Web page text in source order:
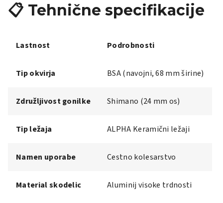
📋 Tehnične specifikacije
Lastnost Podrobnosti
Tip okvirja BSA (navojni, 68 mm širine)
Združljivost gonilke Shimano (24 mm os)
Tip ležaja ALPHA Keramični ležaji
Namen uporabe Cestno kolesarstvo
Material skodelic Aluminij visoke trdnosti